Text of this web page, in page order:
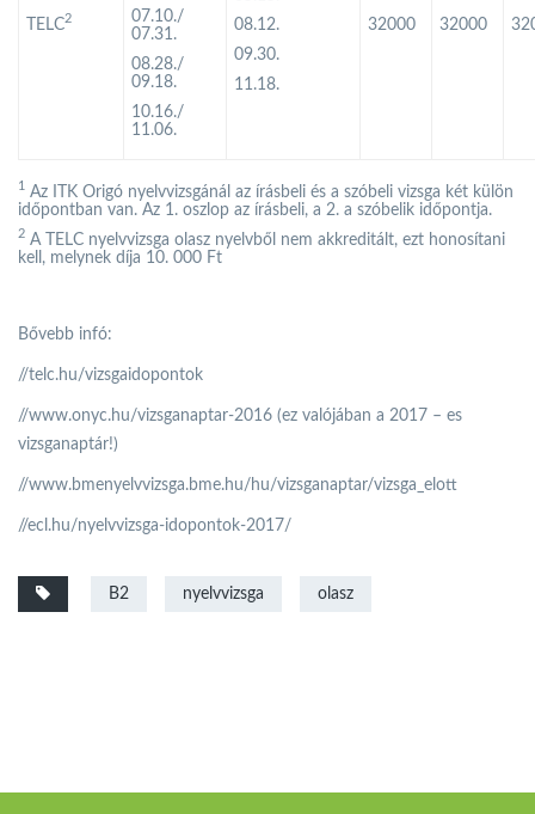
TELC2
07.10./
07.31.
08.28./
09.18.
10.16./
11.06.
08.12.
09.30.
11.18.
32000 32000
1 Az ITK Origó nyelvvizsgánál az írásbeli és a szóbeli vizsga két külön
időpontban van. Az 1. oszlop az írásbeli, a 2. a szóbelik időpontja.
2 A TELC nyelvvizsga olasz nyelvből nem akkreditált, ezt honosítani
kell, melynek díja 10. 000 Ft
Bővebb infó:
//telc.hu/vizsgaidopontok
//www.onyc.hu/vizsganaptar-2016 (ez valójában a 2017 – es
vizsganaptár!)
//www.bmenyelvvizsga.bme.hu/hu/vizsganaptar/vizsga_elott
//ecl.hu/nyelvvizsga-idopontok-2017/
B2 nyelvvizsga olasz